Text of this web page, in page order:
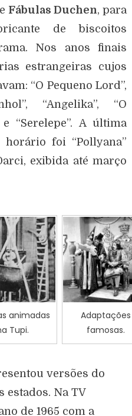
Fábulas Duchen, para
de biscoitos
Nos anos finais
estrangeiras cujos
“O Pequeno Lord”,
“Angelika”, “O
“Serelepe”. A última
foi “Pollyana”
exibida até março
animadas
Tupi.
Adaptações
famosas.
versões do
estados. Na TV
de 1965 com a